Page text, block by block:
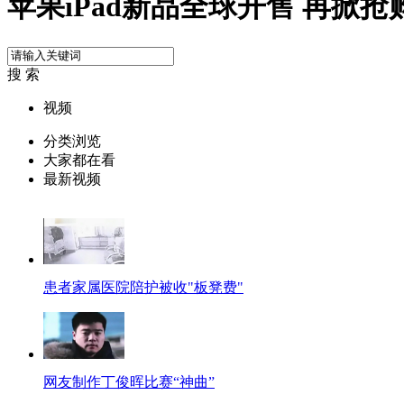
苹果iPad新品全球开售 再掀抢
搜 索
视频
分类浏览
大家都在看
最新视频
患者家属医院陪护被收"板凳费"
网友制作丁俊晖比赛“神曲”